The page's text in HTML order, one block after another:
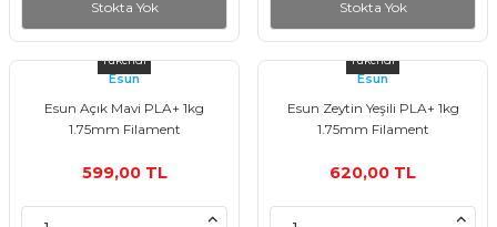
Stokta Yok Stokta Yok
Tükendi
Esun
Esun Açık Mavi PLA+ 1kg
1.75mm Filament
599,00 TL
Tükendi
Esun
Esun Zeytin Yeşili PLA+ 1kg
1.75mm Filament
620,00 TL